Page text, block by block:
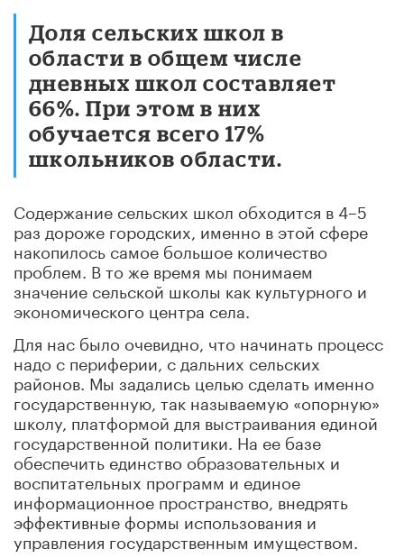
Доля сельских школ в
области в общем числе
дневных школ составляет
66%. При этом в них
обучается всего 17%
школьников области.
Содержание сельских школ обходится в 4–5
раз дороже городских, именно в этой сфере
накопилось самое большое количество
проблем. В то же время мы понимаем
значение сельской школы как культурного и
экономического центра села.
Для нас было очевидно, что начинать процесс
надо с периферии, с дальних сельских
районов. Мы задались целью сделать именно
государственную, так называемую «опорную»
школу, платформой для выстраивания единой
государственной политики. На ее базе
обеспечить единство образовательных и
воспитательных программ и единое
информационное пространство, внедрять
эффективные формы использования и
управления государственным имуществом.